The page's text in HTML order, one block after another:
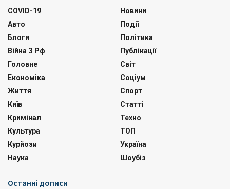
COVID-19
Авто
Блоги
Війна З Рф
Головне
Економіка
Життя
Київ
Кримінал
Культура
Курйози
Наука
Новини
Події
Політика
Публікації
Світ
Соціум
Спорт
Статті
Техно
ТОП
Україна
Шоубіз
Останні дописи